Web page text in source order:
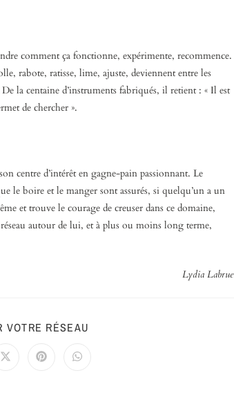
comment ça fonctionne, expérimente, recommence.
rabote, ratisse, lime, ajuste, deviennent entre les
la centaine d’instruments fabriqués, il retient : « Il est
de chercher ».
centre d’intérêt en gagne-pain passionnant. Le
le boire et le manger sont assurés, si quelqu’un a un
et trouve le courage de creuser dans ce domaine,
autour de lui, et à plus ou moins long terme,
Lydia Labrue
VOTRE RÉSEAU